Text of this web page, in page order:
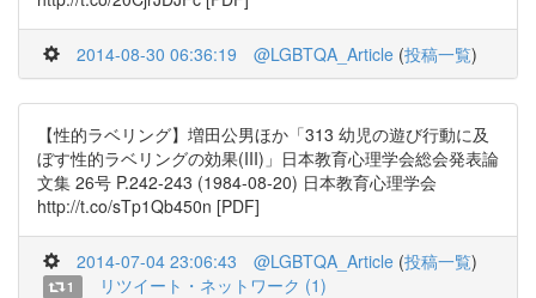
2014-08-30 06:36:19 @LGBTQA_Article (投稿一覧)
【性的ラベリング】増田公男ほか「313 幼児の遊び行動に及
ぼす性的ラベリングの効果(III)」日本教育心理学会総会発表論
文集 26号 P.242-243 (1984-08-20) 日本教育心理学会
http://t.co/sTp1Qb450n [PDF]
2014-07-04 23:06:43 @LGBTQA_Article (投稿一覧)
1 リツイート・ネットワーク (1)